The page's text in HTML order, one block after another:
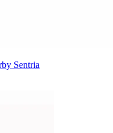
Sentria